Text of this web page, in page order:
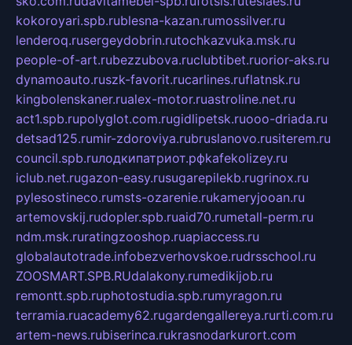
kokoroyari.spb.rublesna-kazan.rumossilver.ru
lenderoq.rusergeydobrin.rutochkazvuka.msk.ru
people-of-art.rubezzubova.ruclubtibet.ruorior-aks.ru
dynamoauto.ruszk-favorit.rucarlines.ruflatnsk.ru
kingbolenskaner.rualex-motor.ruastroline.net.ru
act1.spb.rupolyglot.com.rugidlipetsk.ruooo-driada.ru
detsad125.rumir-zdoroviya.rubruslanovo.rusiterem.ru
council.spb.ruлодкипатриот.рфkafekolizey.ru
iclub.net.rugazon-easy.rusugarepilekb.rugrinox.ru
pylesostineco.rumsts-ozarenie.rukameryjooan.ru
artemovskij.rudopler.spb.ruaid70.rumetall-perm.ru
ndm.msk.ruratingzooshop.ruapiaccess.ru
globalautotrade.infobezverhovskoe.rudrsschool.ru
ZOOSMART.SPB.RUdalakony.rumedikijob.ru
remontt.spb.ruphotostudia.spb.rumyragon.ru
terramia.ruacademy62.rugardengallereya.rurti.com.ru
artem-news.rubiserinca.rukrasnodarkurort.com